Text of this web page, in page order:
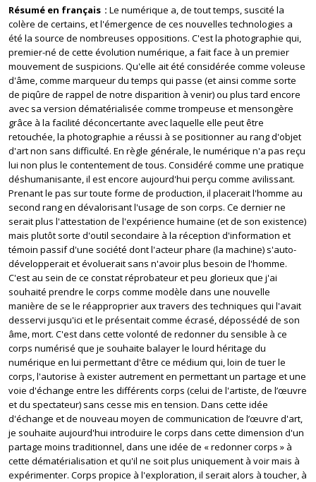
Résumé en français
Le numérique a, de tout temps, suscité la
colère de certains, et l'émergence de ces nouvelles technologies a
été la source de nombreuses oppositions. C'est la photographie qui,
premier-né de cette évolution numérique, a fait face à un premier
mouvement de suspicions. Qu'elle ait été considérée comme voleuse
d'âme, comme marqueur du temps qui passe (et ainsi comme sorte
de piqûre de rappel de notre disparition à venir) ou plus tard encore
avec sa version dématérialisée comme trompeuse et mensongère
grâce à la facilité déconcertante avec laquelle elle peut être
retouchée, la photographie a réussi à se positionner au rang d'objet
d'art non sans difficulté. En règle générale, le numérique n'a pas reçu
lui non plus le contentement de tous. Considéré comme une pratique
déshumanisante, il est encore aujourd'hui perçu comme avilissant.
Prenant le pas sur toute forme de production, il placerait l'homme au
second rang en dévalorisant l'usage de son corps. Ce dernier ne
serait plus l'attestation de l'expérience humaine (et de son existence)
mais plutôt sorte d'outil secondaire à la réception d'information et
témoin passif d'une société dont l'acteur phare (la machine) s'auto-
développerait et évoluerait sans n'avoir plus besoin de l'homme.
C'est au sein de ce constat réprobateur et peu glorieux que j'ai
souhaité prendre le corps comme modèle dans une nouvelle
manière de se le réapproprier aux travers des techniques qui l'avait
desservi jusqu'ici et le présentait comme écrasé, dépossédé de son
âme, mort. C'est dans cette volonté de redonner du sensible à ce
corps numérisé que je souhaite balayer le lourd héritage du
numérique en lui permettant d'être ce médium qui, loin de tuer le
corps, l'autorise à exister autrement en permettant un partage et une
voie d'échange entre les différents corps (celui de l'artiste, de l’œuvre
et du spectateur) sans cesse mis en tension. Dans cette idée
d'échange et de nouveau moyen de communication de l’œuvre d'art,
je souhaite aujourd'hui introduire le corps dans cette dimension d'un
partage moins traditionnel, dans une idée de « redonner corps » à
cette dématérialisation et qu'il ne soit plus uniquement à voir mais à
expérimenter. Corps propice à l'exploration, il serait alors à toucher, à